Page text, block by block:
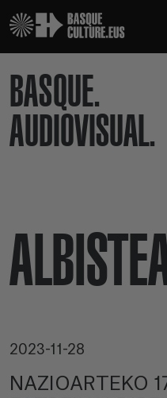
BASQUE.
AUDIOVISUAL.
2023-11-28
NAZIOARTEKO